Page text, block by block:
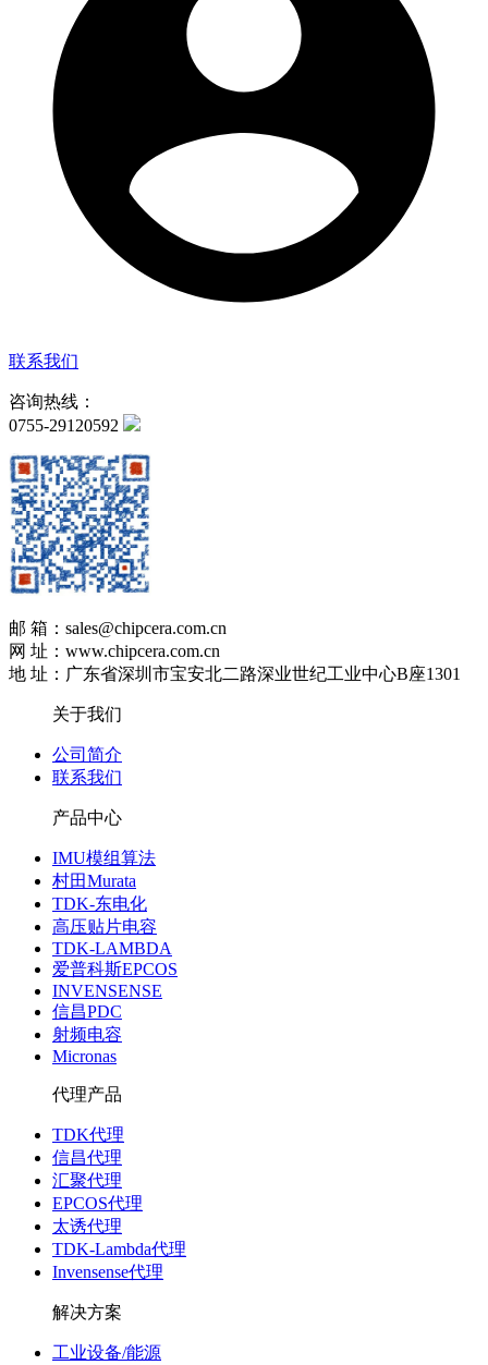
联系我们
咨询热线：
0755-29120592
邮 箱：sales@chipcera.com.cn
网 址：www.chipcera.com.cn
地 址：广东省深圳市宝安北二路深业世纪工业中心B座1301
关于我们
公司简介
联系我们
产品中心
IMU模组算法
村田Murata
TDK-东电化
高压贴片电容
TDK-LAMBDA
爱普科斯EPCOS
INVENSENSE
信昌PDC
射频电容
Micronas
代理产品
TDK代理
信昌代理
汇聚代理
EPCOS代理
太诱代理
TDK-Lambda代理
Invensense代理
解决方案
工业设备/能源